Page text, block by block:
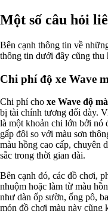
Một số câu hỏi
Bên cạnh thông tin về
thông tin dưới đây cũng thu
Chi phí độ xe Wave
Chi phí cho xe Wave độ
bị tài chính tương đối dày.
là một khoản chi lớn bởi nó
gấp đôi so với màu sơn
màu hồng cao cấp, chuyên
sắc trong thời gian dài.
Bên cạnh đó, các đồ chơi,
nhuộm hoặc làm từ màu
như dàn ốp sườn, ống pô,
món đồ chơi màu này cũng